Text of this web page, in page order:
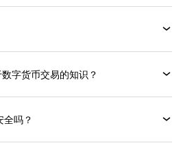
字货币交易的知识？
全吗？